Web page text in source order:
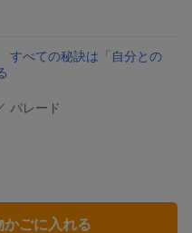
べての秘訣は「自分との
パレード
ごに入れる